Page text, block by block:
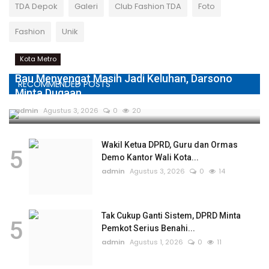
TDA Depok Galeri Club Fashion TDA Foto
Fashion Unik
RECOMMENDED POSTS
Kota Metro
Bau Menyengat Masih Jadi Keluhan, Darsono
Minta Dugaan...
admin Agustus 3, 2026 0 20
5
Wakil Ketua DPRD, Guru dan Ormas
Demo Kantor Wali Kota...
admin Agustus 3, 2026 0 14
5
Tak Cukup Ganti Sistem, DPRD Minta
Pemkot Serius Benahi...
admin Agustus 1, 2026 0 11